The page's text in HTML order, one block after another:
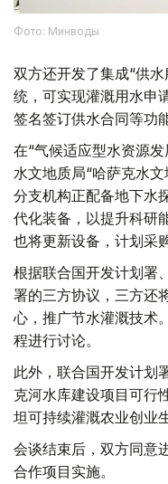
Фото: Минводы
双方还开发了集成“供
统，可实现灌溉用水申
签名签订供水合同等功能
在“气候适应型水资源
水文地质局“哈萨克水
分支机构正配备地下水
代化装备，以提升科研
也将更新设备，计划采
根据联合国开发计划署
署的三方协议，三方还
心，推广节水灌溉技术
程进行讨论。
此外，联合国开发计划
克河水库建设项目可行
坦可持续灌溉农业创业
会谈结束后，双方同意
合作项目实施。